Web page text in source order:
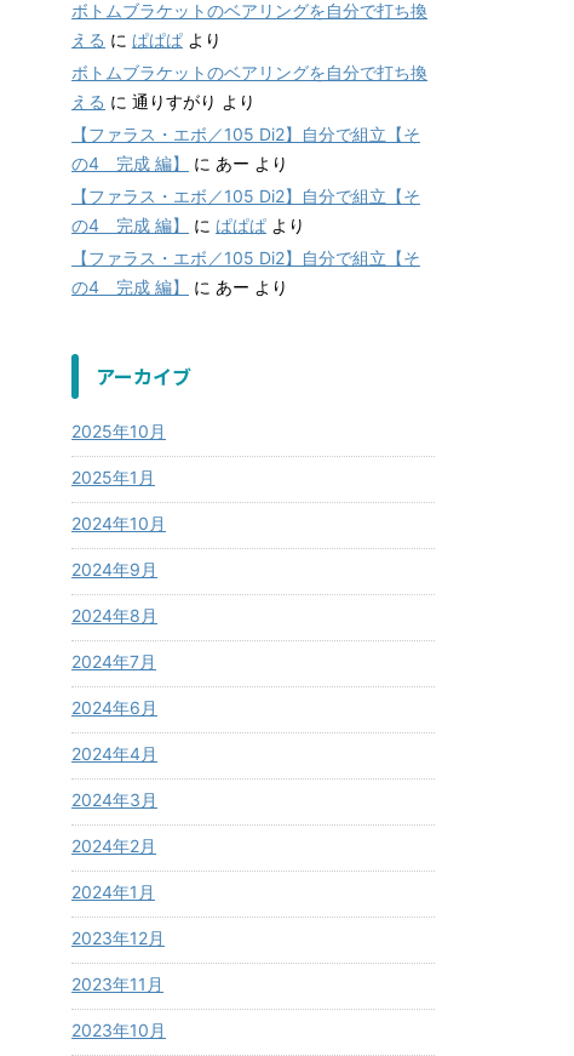
ボトムブラケットのベアリングを自分で打ち換
える に ぱぱぱ より
ボトムブラケットのベアリングを自分で打ち換
える に 通りすがり より
【ファラス・エボ／105 Di2】自分で組立【そ
の4 完成 編】
に あー より
【ファラス・エボ／105 Di2】自分で組立【そ
の4 完成 編】
に ぱぱぱ より
【ファラス・エボ／105 Di2】自分で組立【そ
の4 完成 編】
に あー より
アーカイブ
2025年10月
2025年1月
2024年10月
2024年9月
2024年8月
2024年7月
2024年6月
2024年4月
2024年3月
2024年2月
2024年1月
2023年12月
2023年11月
2023年10月